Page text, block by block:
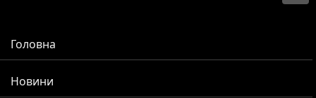
Головна
Новини